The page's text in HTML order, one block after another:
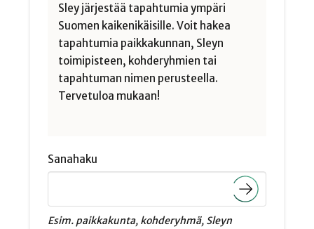
Sley järjestää tapahtumia ympäri
Suomen kaikenikäisille. Voit hakea
tapahtumia paikkakunnan, Sleyn
toimipisteen, kohderyhmien tai
tapahtuman nimen perusteella.
Tervetuloa mukaan!
Sanahaku
Esim. paikkakunta, kohderyhmä, Sleyn